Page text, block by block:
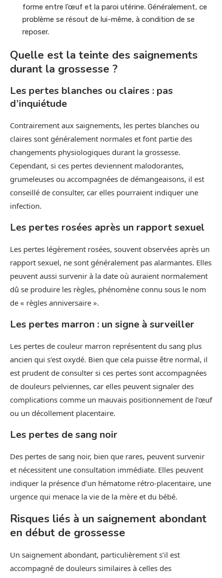
forme entre l’œuf et la paroi utérine. Généralement, ce
problème se résout de lui-même, à condition de se
reposer.
Quelle est la teinte des saignements
durant la grossesse ?
Les pertes blanches ou claires : pas
d’inquiétude
Contrairement aux saignements, les pertes blanches ou
claires sont généralement normales et font partie des
changements physiologiques durant la grossesse.
Cependant, si ces pertes deviennent malodorantes,
grumeleuses ou accompagnées de démangeaisons, il est
conseillé de consulter, car elles pourraient indiquer une
infection.
Les pertes rosées après un rapport sexuel
Les pertes légèrement rosées, souvent observées après un
rapport sexuel, ne sont généralement pas alarmantes. Elles
peuvent aussi survenir à la date où auraient normalement
dû se produire les règles, phénomène connu sous le nom
de « règles anniversaire ».
Les pertes marron : un signe à surveiller
Les pertes de couleur marron représentent du sang plus
ancien qui s’est oxydé. Bien que cela puisse être normal, il
est prudent de consulter si ces pertes sont accompagnées
de douleurs pelviennes, car elles peuvent signaler des
complications comme un mauvais positionnement de l’œuf
ou un décollement placentaire.
Les pertes de sang noir
Des pertes de sang noir, bien que rares, peuvent survenir
et nécessitent une consultation immédiate. Elles peuvent
indiquer la présence d’un hématome rétro-placentaire, une
urgence qui menace la vie de la mère et du bébé.
Risques liés à un saignement abondant
en début de grossesse
Un saignement abondant, particulièrement s’il est
accompagné de douleurs similaires à celles des